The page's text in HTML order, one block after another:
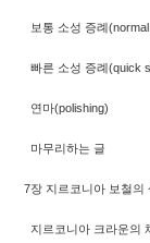
보통 소성 증례
빠른 소성 증례(quick
연마(polishing)
마무리하는 글
7장 지르코니아 보철의
지르코니아 크라운의